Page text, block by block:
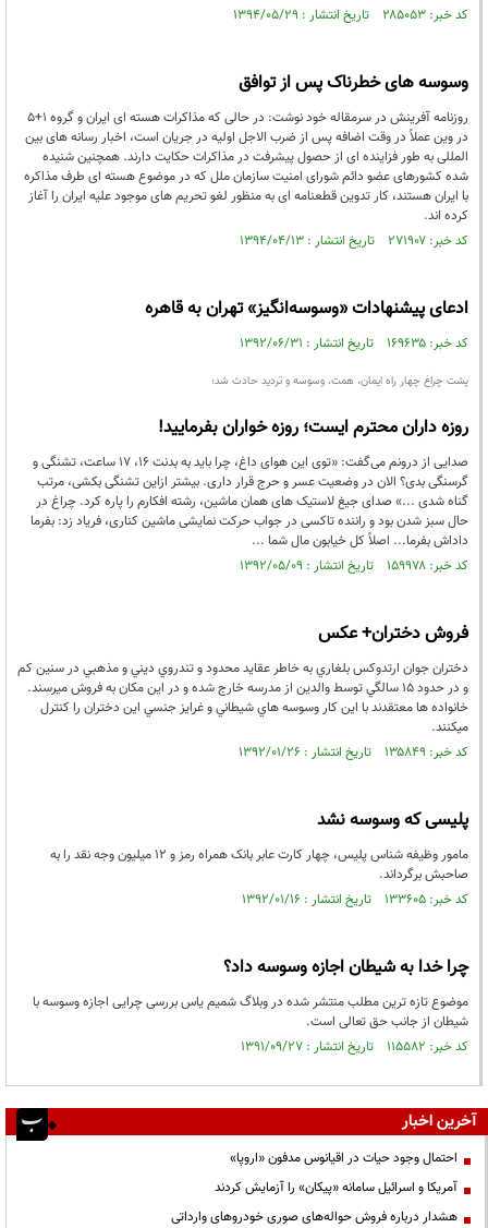
کد خبر: ۲۸۵۰۵۳ تاریخ انتشار : ۱۳۹۴/۰۵/۲۹
وسوسه های خطرناک پس از توافق
روزنامه آفرینش در سرمقاله خود نوشت: در حالی که مذاکرات هسته ای ایران و گروه 1+5
در وین عملاً در وقت اضافه پس از ضرب الاجل اولیه در جریان است، اخبار رسانه های بین
المللی به طور فزاینده ای از حصول پیشرفت در مذاکرات حکایت دارند. همچنین شنیده
شده کشورهای عضو دائم شورای امنیت سازمان ملل که در موضوع هسته ای طرف مذاکره
با ایران هستند، کار تدوین قطعنامه ای به منظور لغو تحریم های موجود علیه ایران را آغاز
کرده اند.
کد خبر: ۲۷۱۹۰۷ تاریخ انتشار : ۱۳۹۴/۰۴/۱۳
ادعای پیشنهادات «وسوسه‌انگیز» تهران به قاهره
کد خبر: ۱۶۹۶۳۵ تاریخ انتشار : ۱۳۹۲/۰۶/۳۱
پشت چراغ چهار راه ایمان، همت، وسوسه و تردید حادث شد؛
روزه داران محترم ایست؛ روزه خواران بفرمایید!
صدایی از درونم می‌گفت: «توی این هوای داغ، چرا باید به بدنت 16، 17 ساعت، تشنگی و
گرسنگی بدی؟ الان در وضعیت عسر و حرج قرار داری. بیشتر ازاین تشنگی بکشی، مرتب
گناه شدی ...» صدای جیغ لاستیک های همان ماشین، رشته افکارم را پاره کرد. چراغ در
حال سبز شدن بود و راننده تاکسی در جواب حرکت نمایشی ماشین کناری، فریاد زد: بفرما
داداش بفرما... اصلاً کل خیابون مال شما ...
کد خبر: ۱۵۹۹۷۸ تاریخ انتشار : ۱۳۹۲/۰۵/۰۹
فروش دختران+ عکس
دختران جوان ارتدوکس بلغاري به خاطر عقايد محدود و تندروي ديني و مذهبي در سنين کم
و در حدود 15 سالگي توسط والدين از مدرسه خارج شده و در اين مکان به فروش ميرسند.
خانواده ها معتقدند با اين کار وسوسه هاي شيطاني و غرايز جنسي اين دختران را کنترل
ميکنند.
کد خبر: ۱۳۵۸۴۹ تاریخ انتشار : ۱۳۹۲/۰۱/۲۶
پلیسی که وسوسه نشد
مامور وظیفه شناس پلیس، چهار کارت عابر بانک همراه رمز و 12 میلیون وجه نقد را به
صاحبش برگرداند.
کد خبر: ۱۳۳۶۰۵ تاریخ انتشار : ۱۳۹۲/۰۱/۱۶
چرا خدا به شیطان اجازه وسوسه داد؟
موضوع تازه ترین مطلب منتشر شده در وبلاگ شمیم یاس بررسی چرایی اجازه وسوسه با
شیطان از جانب حق تعالی است.
کد خبر: ۱۱۵۵۸۲ تاریخ انتشار : ۱۳۹۱/۰۹/۲۷
آخرین اخبار
احتمال وجود حیات در اقیانوس مدفون «اروپا»
آمریکا و اسرائیل سامانه «پیکان» را آزمایش کردند
هشدار درباره فروش حواله‌های صوری خودروهای وارداتی